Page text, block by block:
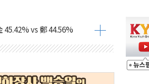
보
vs 42.08%
정청래 42.08%